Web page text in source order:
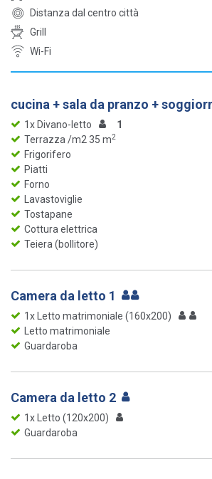
Distanza dal centro città
Grill
Wi-Fi
cucina + sala da pranzo +
1x Divano-letto
1
Terrazza /m2 35 m2
Frigorifero
Piatti
Forno
Lavastoviglie
Tostapane
Cottura elettrica
Teiera (bollitore)
Camera da letto 1
1x Letto matrimoniale (160x200)
Letto matrimoniale
Guardaroba
Camera da letto 2
1x Letto (120x200)
Guardaroba